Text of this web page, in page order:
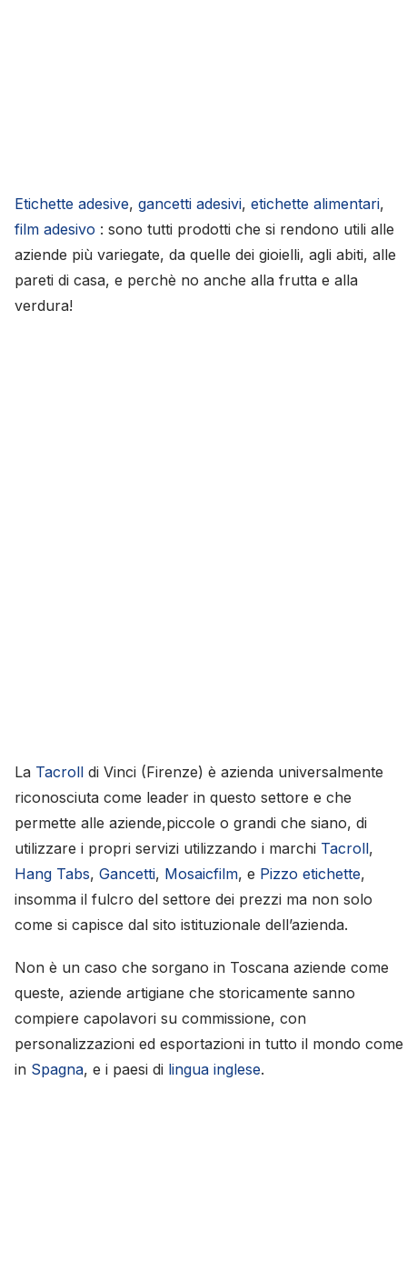
Etichette adesive, gancetti adesivi, etichette alimentari,
film adesivo : sono tutti prodotti che si rendono utili alle
aziende più variegate, da quelle dei gioielli, agli abiti, alle
pareti di casa, e perchè no anche alla frutta e alla
verdura!
La Tacroll di Vinci (Firenze) è azienda universalmente
riconosciuta come leader in questo settore e che
permette alle aziende,piccole o grandi che siano, di
utilizzare i propri servizi utilizzando i marchi Tacroll,
Hang Tabs, Gancetti, Mosaicfilm, e Pizzo etichette,
insomma il fulcro del settore dei prezzi ma non solo
come si capisce dal sito istituzionale dell’azienda.
Non è un caso che sorgano in Toscana aziende come
queste, aziende artigiane che storicamente sanno
compiere capolavori su commissione, con
personalizzazioni ed esportazioni in tutto il mondo come
in Spagna, e i paesi di lingua inglese.